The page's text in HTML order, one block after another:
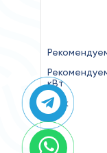
кВт
Пуск